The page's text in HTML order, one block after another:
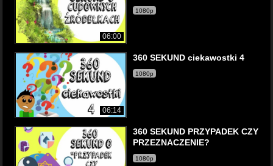
06:00
1080p
06:14
360 SEKUND ciekawostki 4
1080p
360 SEKUND PRZYPADEK CZY
PRZEZNACZENIE?
1080p